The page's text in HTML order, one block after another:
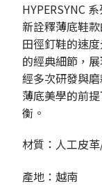
HYPERSYNC
新詮釋薄底鞋
田徑釘鞋的速
的經典細節，
經多次研發與
薄底美學的前
衡。
材質：人工皮
產地：越南